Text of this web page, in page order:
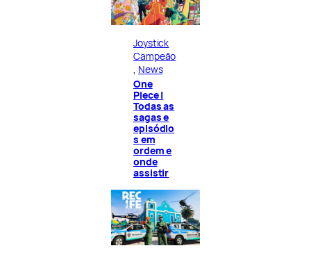
Joystick
Campeão
News
One
Piece |
Todas as
sagas e
episódio
s em
ordem e
onde
assistir